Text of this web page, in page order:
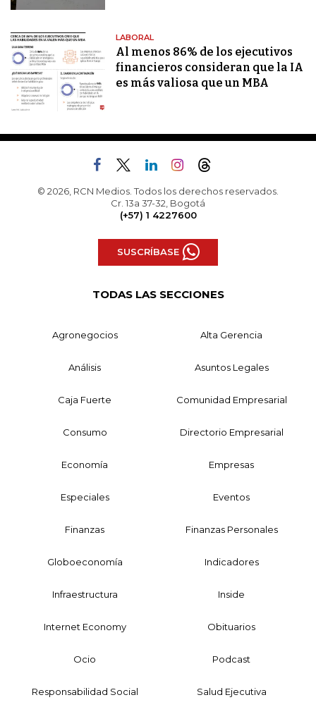
LABORAL
Al menos 86% de los ejecutivos
financieros consideran que la IA
es más valiosa que un MBA
© 2026, RCN Medios. Todos los derechos reservados.
Cr. 13a 37-32, Bogotá
(+57) 1 4227600
SUSCRÍBASE
TODAS LAS SECCIONES
Agronegocios Alta Gerencia
Análisis Asuntos Legales
Caja Fuerte Comunidad Empresarial
Consumo Directorio Empresarial
Economía Empresas
Especiales Eventos
Finanzas Finanzas Personales
Globoeconomía Indicadores
Infraestructura Inside
Internet Economy Obituarios
Ocio Podcast
Responsabilidad Social Salud Ejecutiva